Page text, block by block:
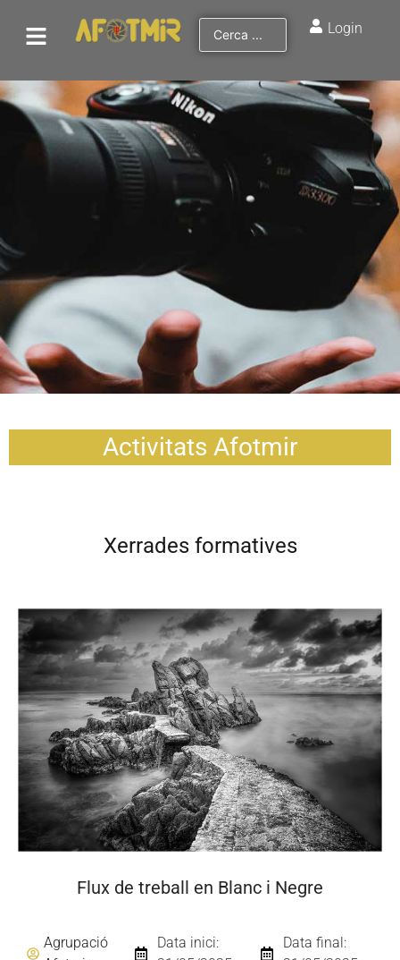
Login
Activitats Afotmir
Xerrades formatives
Flux de treball en Blanc i Negre
Agrupació
Data inici:
Data final: